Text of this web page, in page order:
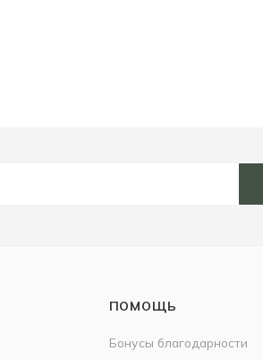
ПОМОЩЬ
Бонусы благодарности